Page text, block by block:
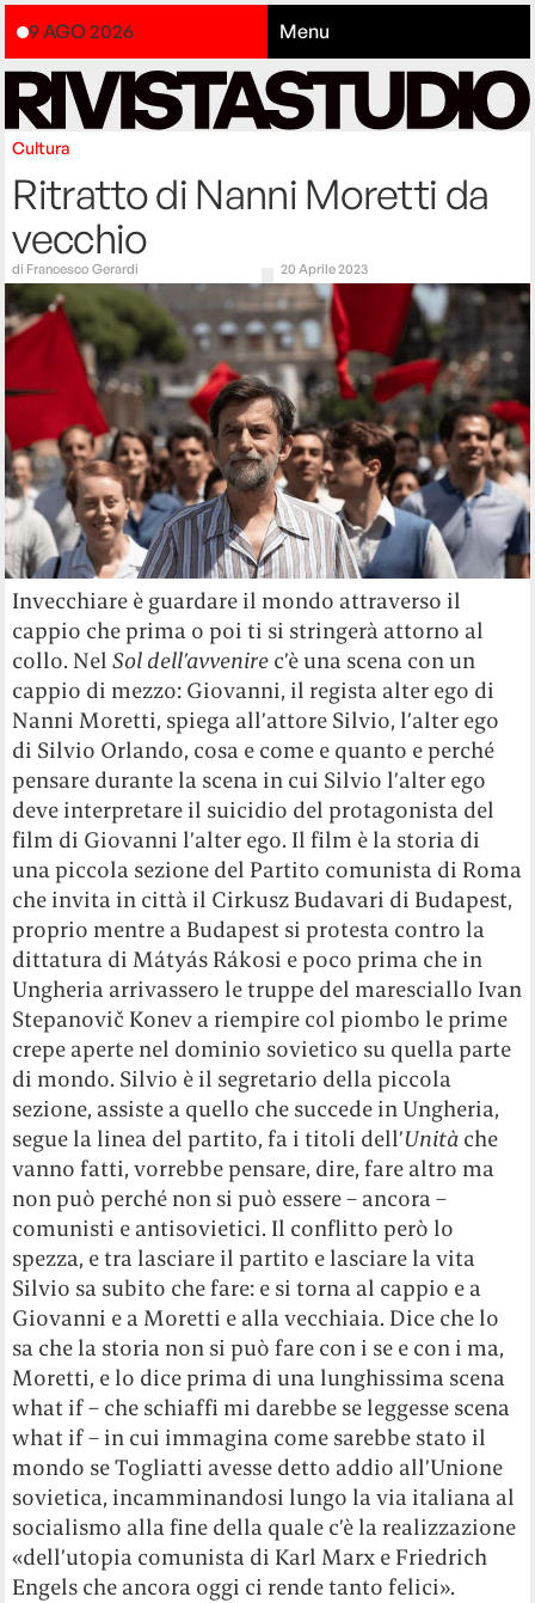
9 AGO 2026 Menu
Cultura
Ritratto di Nanni Moretti da
vecchio
di Francesco Gerardi 20 Aprile 2023
Invecchiare è guardare il mondo attraverso il
cappio che prima o poi ti si stringerà attorno al
collo. NelSol dell’avvenire c’è una scena con un
cappio di mezzo: Giovanni, il regista alter ego di
Nanni Moretti, spiega all’attore Silvio, l’alter ego
di Silvio Orlando, cosa e come e quanto e perché
pensare durante la scena in cui Silvio l’alter ego
deve interpretare il suicidio del protagonista del
film di Giovanni l’alter ego. Il film è la storia di
una piccola sezione del Partito comunista di Roma
che invita in città il Cirkusz Budavari di Budapest,
proprio mentre a Budapest si protesta contro la
dittatura di Mátyás Rákosi e poco prima che in
Ungheria arrivassero le truppe del maresciallo Ivan
Stepanovič Konev a riempire col piombo le prime
crepe aperte nel dominio sovietico su quella parte
di mondo. Silvio è il segretario della piccola
sezione, assiste a quello che succede in Ungheria,
segue la linea del partito, fa i titoli dell’Unità che
vanno fatti, vorrebbe pensare, dire, fare altro ma
non può perché non si può essere – ancora –
comunisti e antisovietici. Il conflitto però lo
spezza, e tra lasciare il partito e lasciare la vita
Silvio sa subito che fare: e si torna al cappio e a
Giovanni e a Moretti e alla vecchiaia. Dice che lo
sa che la storia non si può fare con i se e con i ma,
Moretti, e lo dice prima di una lunghissima scena
what if – che schiaffi mi darebbe se leggesse scena
what if – in cui immagina come sarebbe stato il
mondo se Togliatti avesse detto addio all’Unione
sovietica, incamminandosi lungo la via italiana al
socialismo alla fine della quale c’è la realizzazione
«dell’utopia comunista di Karl Marx e Friedrich
Engels che ancora oggi ci rende tanto felici».